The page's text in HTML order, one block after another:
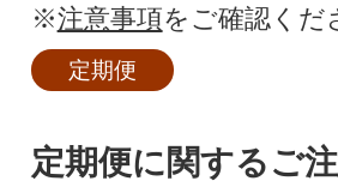
※注意事項をご確認くだ
定期便
定期便に関するご